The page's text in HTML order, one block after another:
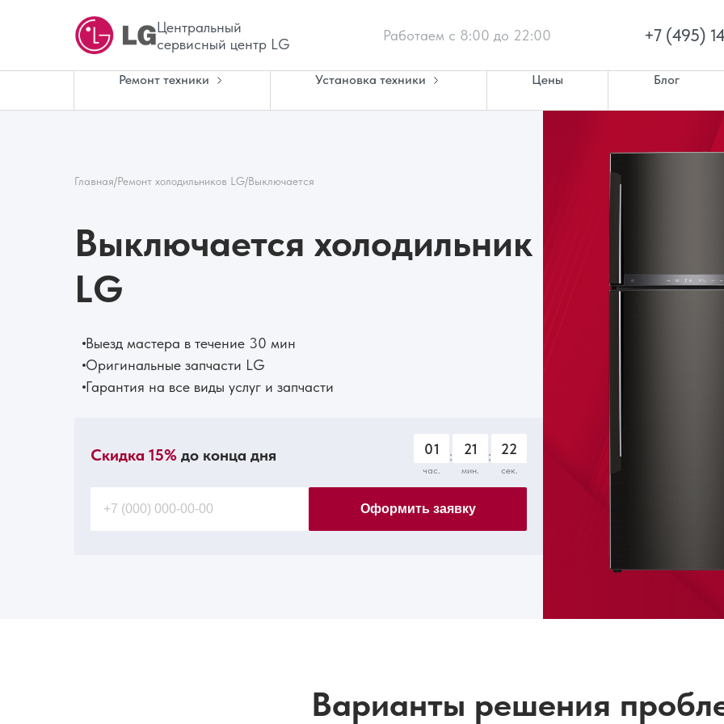
Центральный
сервисный центр LG
Работаем с 8:00 до 22:00 +7 (495)
Ремонт техники Установка техники Цены Блог
Главная/Ремонт холодильников LG/Выключается
Выключается холодильник
LG
Выезд мастера в течение 30 мин
Оригинальные запчасти LG
Гарантия на все виды услуг и запчасти
Скидка 15% до конца дня 01
час.
: 21
мин.
: 21
сек.
Оформить заявку
Варианты решения